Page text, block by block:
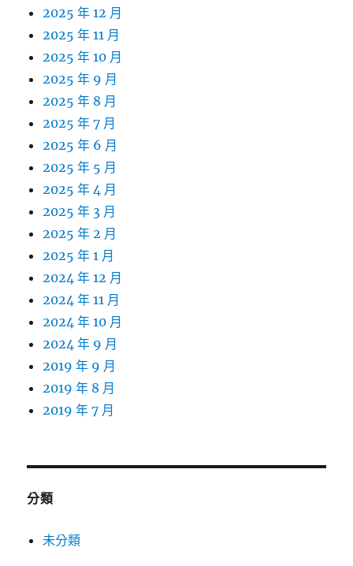
2025 年 12 月
2025 年 11 月
2025 年 10 月
2025 年 9 月
2025 年 8 月
2025 年 7 月
2025 年 6 月
2025 年 5 月
2025 年 4 月
2025 年 3 月
2025 年 2 月
2025 年 1 月
2024 年 12 月
2024 年 11 月
2024 年 10 月
2024 年 9 月
2019 年 9 月
2019 年 8 月
2019 年 7 月
分類
未分類